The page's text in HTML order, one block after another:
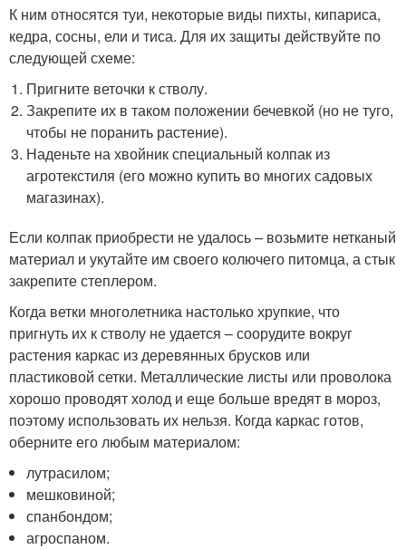
К ним относятся туи, некоторые виды пихты, кипариса,
кедра, сосны, ели и тиса. Для их защиты действуйте по
следующей схеме:
Пригните веточки к стволу.
Закрепите их в таком положении бечевкой (но не туго,
чтобы не поранить растение).
Наденьте на хвойник специальный колпак из
агротекстиля (его можно купить во многих садовых
магазинах).
Если колпак приобрести не удалось – возьмите нетканый
материал и укутайте им своего колючего питомца, а стык
закрепите степлером.
Когда ветки многолетника настолько хрупкие, что
пригнуть их к стволу не удается – соорудите вокруг
растения каркас из деревянных брусков или
пластиковой сетки. Металлические листы или проволока
хорошо проводят холод и еще больше вредят в мороз,
поэтому использовать их нельзя. Когда каркас готов,
оберните его любым материалом:
лутрасилом;
мешковиной;
спанбондом;
агроспаном.